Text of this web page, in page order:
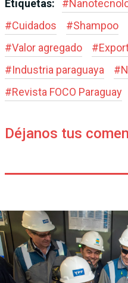
Etiquetas: #
#Cuidados #Shampoo
#Valor agregado #
#Industria paraguaya #
#Revista FOCO Paraguay
Déjanos tus